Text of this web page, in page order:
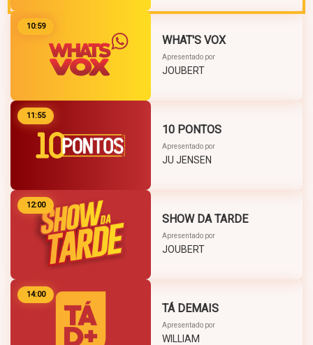
10:59
WHAT'S VOX
Apresentado por
JOUBERT
11:55
10 PONTOS
Apresentado por
JU JENSEN
12:00
SHOW DA TARDE
Apresentado por
JOUBERT
14:00
TÁ DEMAIS
Apresentado por
WILLIAM